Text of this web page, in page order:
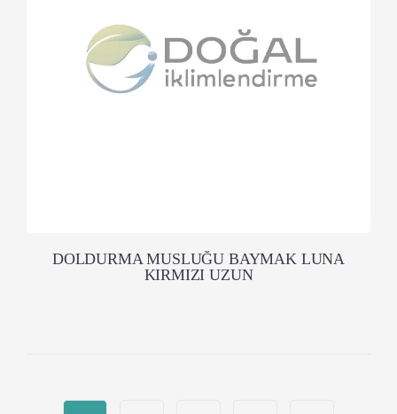
DOLDURMA MUSLUĞU BAYMAK LUNA
KIRMIZI UZUN